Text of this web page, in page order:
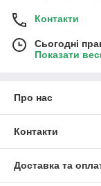
Контакти
Сьогодні
Показати
Про нас
Контакти
Доставка та